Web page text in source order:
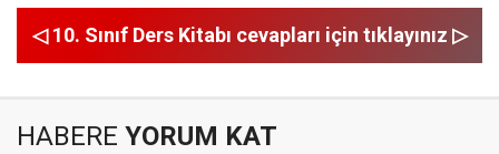
◁ 10. Sınıf Ders Kitabı cevapları için tıklayınız ▷
HABERE YORUM KAT